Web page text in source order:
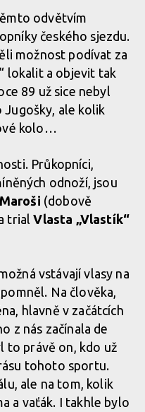
odvětvím
českého sjezdu.
možnost podívat za
lokalit a objevit tak
89 už sice nebyl
ale kolik
kolo…
Průkopníci,
odnoží, jsou
(dobově
trialVlasta „Vlastík“
vstávají vlasy na
Na člověka,
hlavně v začátcích
z nás začínala de
to právě on, kdo už
tohoto sportu.
ale na tom, kolik
a vaťák. I takhle bylo